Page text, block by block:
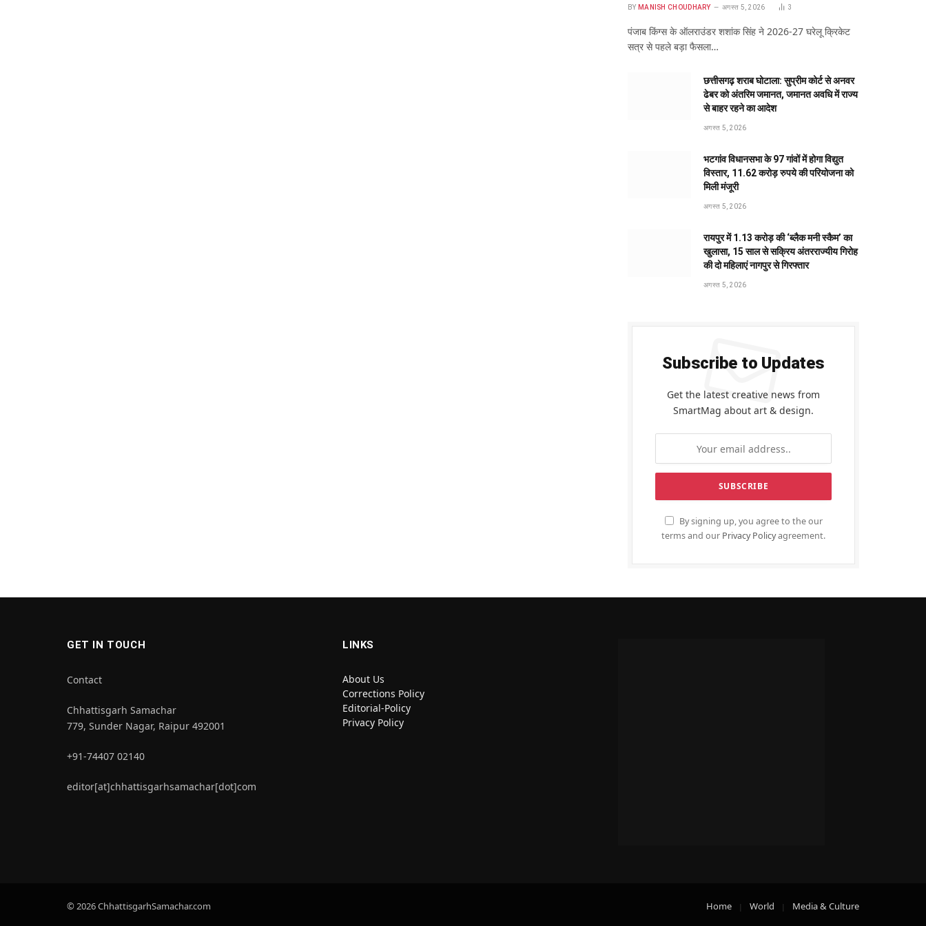
BY MANISH CHOUDHARY अगस्त 5, 2026 3
पंजाब किंग्स के ऑलराउंडर शशांक सिंह ने 2026-27 घरेलू क्रिकेट
सत्र से पहले बड़ा फैसला…
छत्तीसगढ़ शराब घोटाला: सुप्रीम कोर्ट से अनवर
ढेबर को अंतरिम जमानत, जमानत अवधि में राज्य
से बाहर रहने का आदेश
अगस्त 5, 2026
भटगांव विधानसभा के 97 गांवों में होगा विद्युत
विस्तार, 11.62 करोड़ रुपये की परियोजना को
मिली मंजूरी
अगस्त 5, 2026
रायपुर में 1.13 करोड़ की ‘ब्लैक मनी स्कैम’ का
खुलासा, 15 साल से सक्रिय अंतरराज्यीय गिरोह
की दो महिलाएं नागपुर से गिरफ्तार
अगस्त 5, 2026
Subscribe to Updates
Get the latest creative news from
SmartMag about art & design.
By signing up, you agree to the our
terms and our Privacy Policyagreement.
GET IN TOUCH
Contact
Chhattisgarh Samachar
779, Sunder Nagar, Raipur 492001
+91-74407 02140
editor[at]chhattisgarhsamachar[dot]com
LINKS
About Us
Corrections Policy
Editorial-Policy
Privacy Policy
© 2026 ChhattisgarhSamachar.com Home World Media & Culture